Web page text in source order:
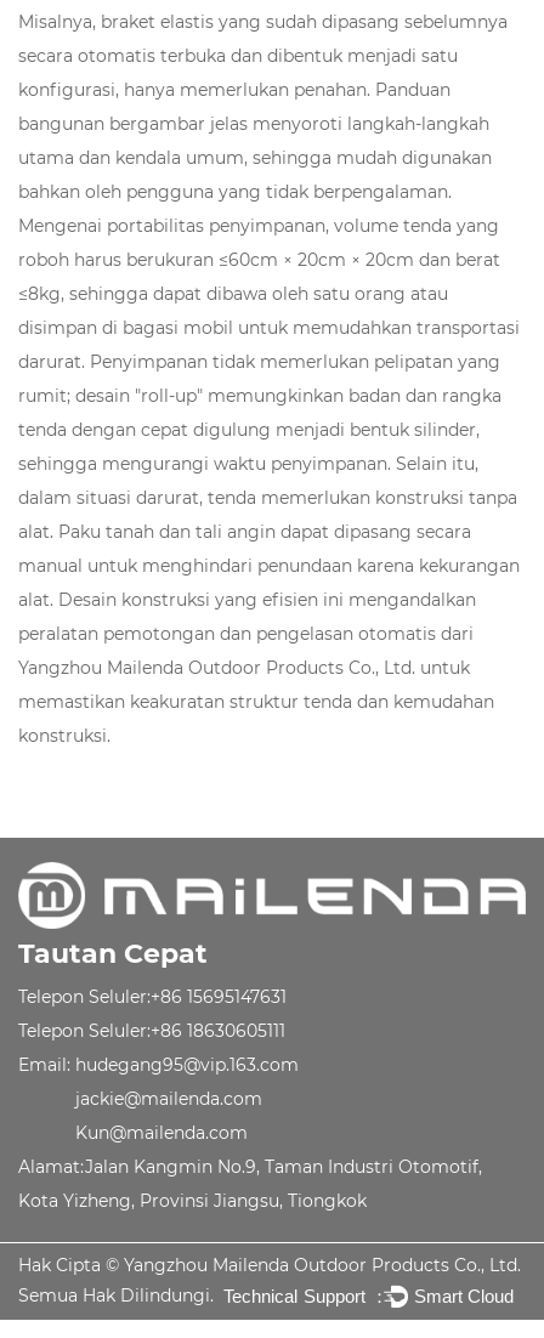
Misalnya, braket elastis yang sudah dipasang sebelumnya
secara otomatis terbuka dan dibentuk menjadi satu
konfigurasi, hanya memerlukan penahan. Panduan
bangunan bergambar jelas menyoroti langkah-langkah
utama dan kendala umum, sehingga mudah digunakan
bahkan oleh pengguna yang tidak berpengalaman.
Mengenai portabilitas penyimpanan, volume tenda yang
roboh harus berukuran ≤60cm × 20cm × 20cm dan berat
≤8kg, sehingga dapat dibawa oleh satu orang atau
disimpan di bagasi mobil untuk memudahkan transportasi
darurat. Penyimpanan tidak memerlukan pelipatan yang
rumit; desain "roll-up" memungkinkan badan dan rangka
tenda dengan cepat digulung menjadi bentuk silinder,
sehingga mengurangi waktu penyimpanan. Selain itu,
dalam situasi darurat, tenda memerlukan konstruksi tanpa
alat. Paku tanah dan tali angin dapat dipasang secara
manual untuk menghindari penundaan karena kekurangan
alat. Desain konstruksi yang efisien ini mengandalkan
peralatan pemotongan dan pengelasan otomatis dari
Yangzhou Mailenda Outdoor Products Co., Ltd. untuk
memastikan keakuratan struktur tenda dan kemudahan
konstruksi.
Tautan Cepat
Telepon Seluler:+86 15695147631
Telepon Seluler:+86 18630605111
Email: hudegang95@vip.163.com
jackie@mailenda.com
Kun@mailenda.com
Alamat:Jalan Kangmin No.9, Taman Industri Otomotif,
Kota Yizheng, Provinsi Jiangsu, Tiongkok
Hak Cipta © Yangzhou Mailenda Outdoor Products Co., Ltd.
Semua Hak Dilindungi. Technical Support ： Smart Cloud